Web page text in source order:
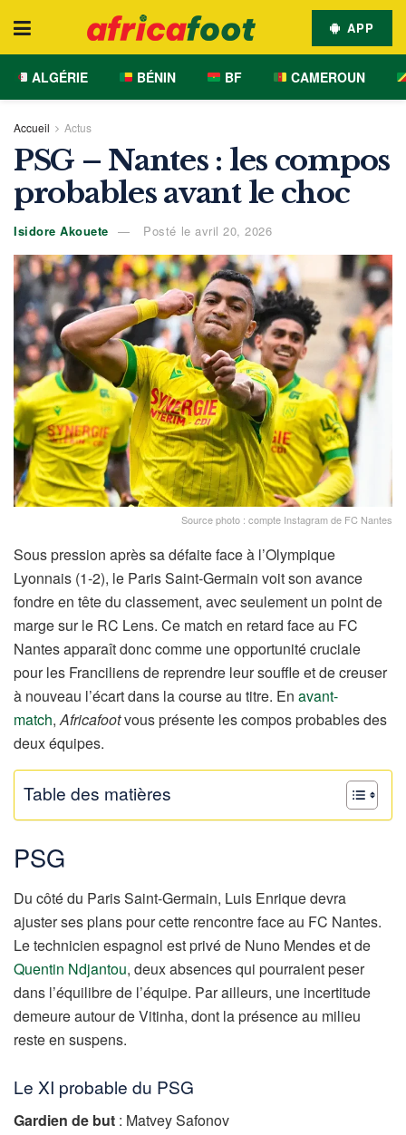
APP
ALGÉRIE BÉNIN BF CAMEROUN
Accueil Actus
PSG – Nantes : les compos
probables avant le choc
Isidore Akouete Posté le avril 20, 2026
Source photo : compte Instagram de FC Nantes
Sous pression après sa défaite face à l’Olympique
Lyonnais (1-2), le Paris Saint-Germain voit son avance
fondre en tête du classement, avec seulement un point de
marge sur le RC Lens. Ce match en retard face au FC
Nantes apparaît donc comme une opportunité cruciale
pour les Franciliens de reprendre leur souffle et de creuser
à nouveau l’écart dans la course au titre. En avant-
match,Africafootvous présente les compos probables des
deux équipes.
Table des matières
PSG
Du côté du Paris Saint-Germain, Luis Enrique devra
ajuster ses plans pour cette rencontre face au FC Nantes.
Le technicien espagnol est privé de Nuno Mendes et de
Quentin Ndjantou, deux absences qui pourraient peser
dans l’équilibre de l’équipe. Par ailleurs, une incertitude
demeure autour de Vitinha, dont la présence au milieu
reste en suspens.
Le XI probable du PSG
Gardien de but : Matvey Safonov